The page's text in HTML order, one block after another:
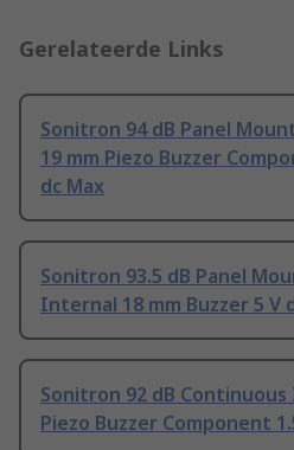
Gerelateerde Links
Sonitron 94 dB Panel
19 mm Piezo Buzzer
dc Max
Sonitron 93.5 dB Panel
Internal 18 mm Buzzer 5 V
Sonitron 92 dB
Piezo Buzzer Component